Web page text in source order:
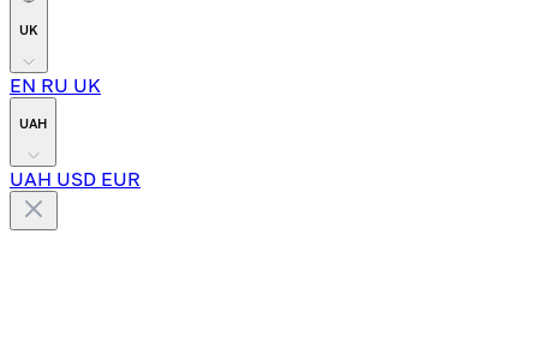
UK
EN RU UK
UAH
UAH USD EUR